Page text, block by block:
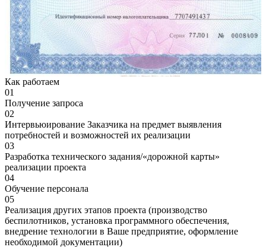
Как работаем
01
Получение запроса
02
Интервьюирование Заказчика на предмет выявления
потребностей и возможностей их реализации
03
Разработка технического задания/«дорожной карты»
реализации проекта
04
Обучение персонала
05
Реализация других этапов проекта (производство
беспилотников, установка программного обеспечения,
внедрение технологии в Ваше предприятие, оформление
необходимой документации)